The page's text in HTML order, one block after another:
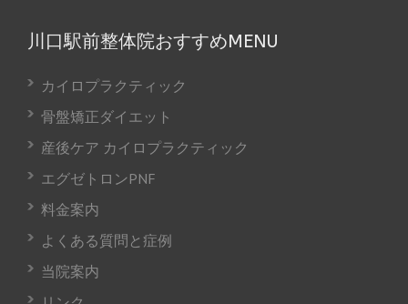
川口駅前整体院おすすめMENU
カイロプラクティック
骨盤矯正ダイエット
産後ケア カイロプラクティック
エグゼトロンPNF
料金案内
よくある質問と症例
当院案内